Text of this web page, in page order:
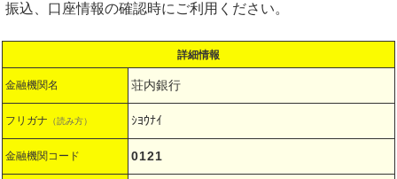
振込、口座情報の確認時にご利用ください。
詳細情報
金融機関名 荘内銀行
フリガナ （読み方） ｼﾖｳﾅｲ
金融機関コード 0121